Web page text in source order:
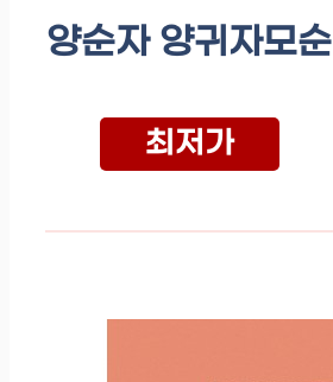
양순자 양귀자모순
최저가